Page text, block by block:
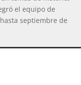
el equipo de
hasta septiembre de